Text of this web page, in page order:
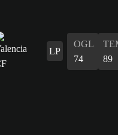
LP
OGL
74
89